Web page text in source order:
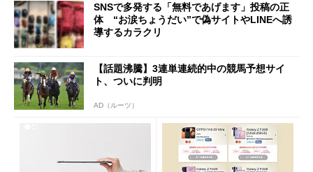
SNSで多発する「無料であげます」投稿の正
体 “お涙ちょうだい”で偽サイトやLINEへ誘
導するカラクリ
【話題沸騰】3連単連続的中の競馬予想サイ
ト、ついに判明
AD（ルーツ）